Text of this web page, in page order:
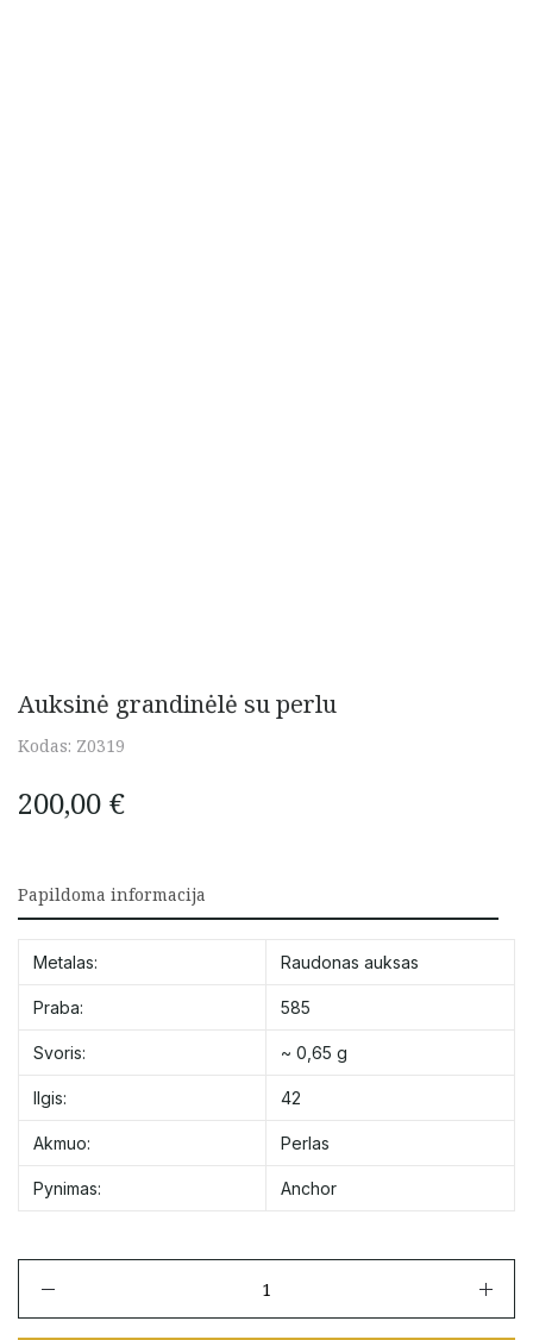
Auksinė grandinėlė su perlu
Kodas: Z0319
200,00 €
Papildoma informacija
Metalas: Raudonas auksas
Praba: 585
Svoris: ~ 0,65 g
Ilgis: 42
Akmuo: Perlas
Pynimas: Anchor
Auksinė